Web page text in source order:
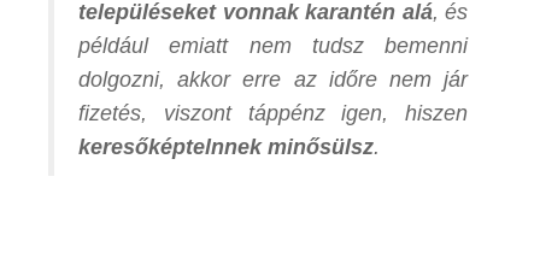
településeket vonnak karantén alá, és
például emiatt nem tudsz bemenni
dolgozni, akkor erre az időre nem jár
fizetés, viszont táppénz igen, hiszen
keresőképtelnnek minősülsz.